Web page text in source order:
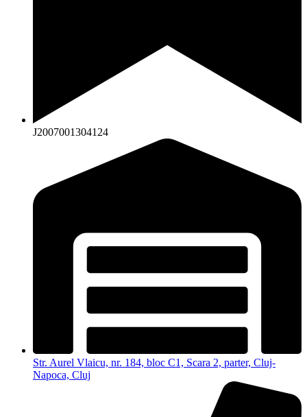
J2007001304124
Str. Aurel Vlaicu, nr. 184, bloc C1, Scara 2, parter, Cluj-
Napoca, Cluj